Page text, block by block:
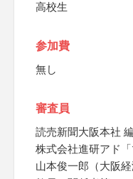
高校生
参加費
無し
審査員
読売新聞大阪本社
株式会社進研アド
山本俊一郎（大阪